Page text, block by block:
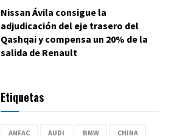
Nissan Ávila consigue la
adjudicación del eje trasero del
Qashqai y compensa un 20% de la
salida de Renault
Etiquetas
ANFAC AUDI BMW CHINA